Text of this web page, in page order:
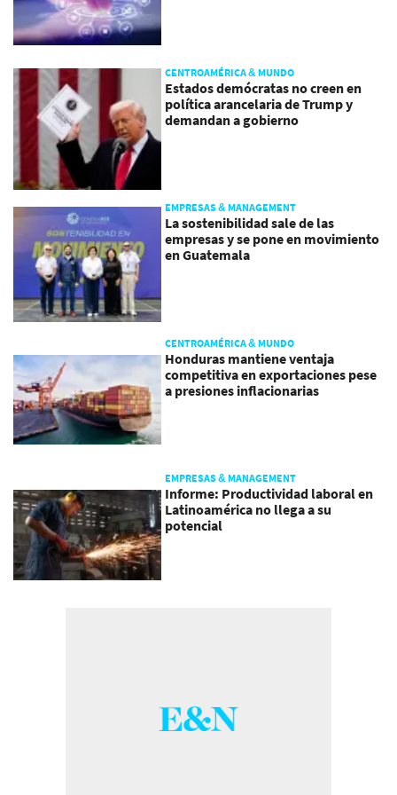
CENTROAMÉRICA & MUNDO
Estados demócratas no creen en
política arancelaria de Trump y
demandan a gobierno
EMPRESAS & MANAGEMENT
La sostenibilidad sale de las
empresas y se pone en movimiento
en Guatemala
CENTROAMÉRICA & MUNDO
Honduras mantiene ventaja
competitiva en exportaciones pese
a presiones inflacionarias
EMPRESAS & MANAGEMENT
Informe: Productividad laboral en
Latinoamérica no llega a su
potencial